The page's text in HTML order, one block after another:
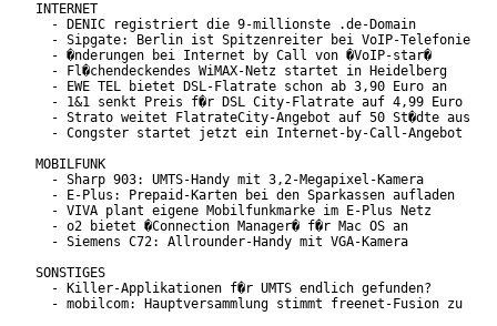
INTERNET
  - DENIC registriert die 9-millionste .de-Domain
  - Sipgate: Berlin ist Spitzenreiter bei VoIP-Telefonie
  - �nderungen bei Internet by Call von �VoIP-star�
  - Fl�chendeckendes WiMAX-Netz startet in Heidelberg
  - EWE TEL bietet DSL-Flatrate schon ab 3,90 Euro an
  - 1&1 senkt Preis f�r DSL City-Flatrate auf 4,99 Euro
  - Strato weitet FlatrateCity-Angebot auf 50 St�dte aus
  - Congster startet jetzt ein Internet-by-Call-Angebot
MOBILFUNK
  - Sharp 903: UMTS-Handy mit 3,2-Megapixel-Kamera
  - E-Plus: Prepaid-Karten bei den Sparkassen aufladen
  - VIVA plant eigene Mobilfunkmarke im E-Plus Netz
  - o2 bietet �Connection Manager� f�r Mac OS an
  - Siemens C72: Allrounder-Handy mit VGA-Kamera
SONSTIGES
  - Killer-Applikationen f�r UMTS endlich gefunden?
  - mobilcom: Hauptversammlung stimmt freenet-Fusion zu